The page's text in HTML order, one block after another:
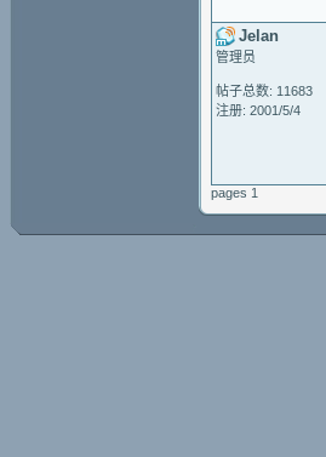
Jelan
管理员
帖子总数: 11683
注册: 2001/5/4
pages 1